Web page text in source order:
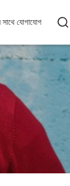
সাথে যোগাযোগ